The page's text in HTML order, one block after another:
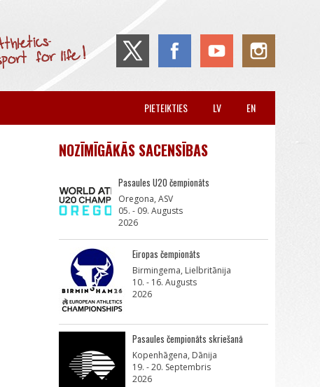
EN
LV
PIETEIKTIES
NOZĪMĪGĀKĀS SACENSĪBAS
Pasaules U20 čempionāts
Oregona, ASV
05. - 09. Augusts
2026
Eiropas čempionāts
Birmingema, Lielbritānija
10. - 16. Augusts
2026
Pasaules čempionāts skriešanā
Kopenhāgena, Dānija
19. - 20. Septembris
2026